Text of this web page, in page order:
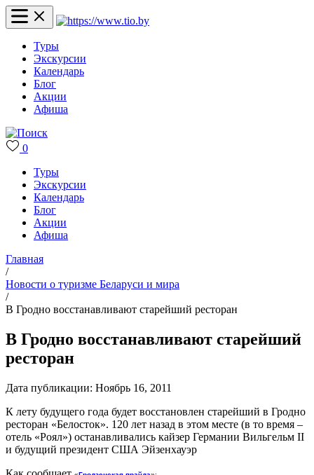
Туры
Экскурсии
Календарь
Блог
Акции
Афиша
0
Туры
Экскурсии
Календарь
Блог
Акции
Афиша
Главная
/
Новости о туризме Беларуси и мира
/
В Гродно восстанавливают старейший ресторан
В Гродно восстанавливают старейший
ресторан
Дата публикации: Ноябрь 16, 2011
К лету будущего года будет восстановлен старейший в Гродно
ресторан «Белосток». 120 лет назад в этом месте (в то время –
отель «Роял») останавливались кайзер Германии Вильгельм II
и будущий президент США Эйзенхауэр